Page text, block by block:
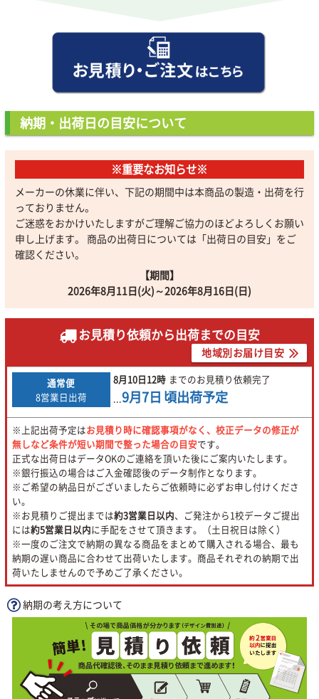
納期・出荷日の目安について
※重要なお知らせ※
メーカーの休業に伴い、下記の期間中は本商品の製造・出荷を行
っておりません。
ご迷惑をおかけいたしますがご理解ご協力のほどよろしくお願い
申し上げます。 商品の出荷日については「出荷日の目安」をご
確認ください。
【期間】
2026年8月11日(火)～2026年8月16日(日)
お見積り依頼から出荷までの目安
地域別お届け目安
通常便
8営業日出荷
8月10日12時 までのお見積り依頼完了
...9月7日 頃出荷予定
※上記出荷予定はお見積り時に確認事項がなく、校正データの修正が
無しなど条件が短い期間で整った場合の目安です。
正式な出荷日はデータOKのご連絡を頂いた後にご案内いたします。
※銀行振込の場合はご入金確認後のデータ制作となります。
※ご希望の納品日がございましたらご依頼時に必ずお申し付けくださ
い。
※お見積りご提出までは約3営業日以内、ご発注から1校データご提出
には約5営業日以内に手配をさせて頂きます。（土日祝日は除く）
※一度のご注文で納期の異なる商品をまとめて購入される場合、最も
納期の遅い商品に合わせて出荷いたします。商品それぞれの納期で出
荷いたしませんので予めご了承ください。
納期の考え方について